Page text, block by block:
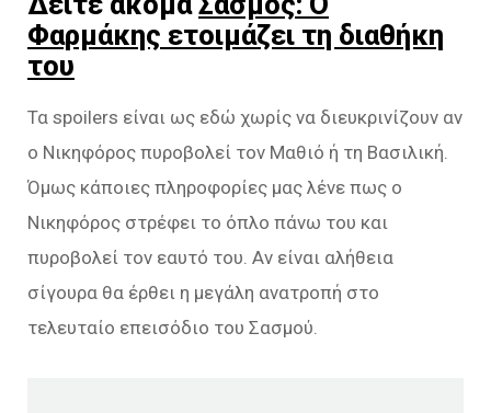
Φαρμάκης ετοιμάζει τη διαθήκη
του
Τα spoilers είναι ως εδώ χωρίς να διευκρινίζουν αν
ο Νικηφόρος πυροβολεί τον Μαθιό ή τη Βασιλική.
Όμως κάποιες πληροφορίες μας λένε πως ο
Νικηφόρος στρέφει το όπλο πάνω του και
πυροβολεί τον εαυτό του. Αν είναι αλήθεια
σίγουρα θα έρθει η μεγάλη ανατροπή στο
τελευταίο επεισόδιο του Σασμού.